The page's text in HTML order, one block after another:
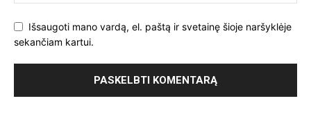
Išsaugoti mano vardą, el. paštą ir svetainę šioje naršyklėje
sekančiam kartui.